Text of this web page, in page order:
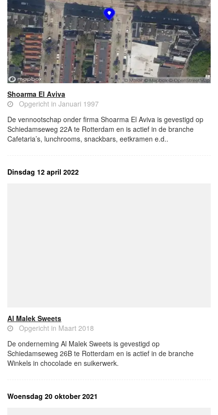
Shoarma El Aviva
Opgericht in Januari 1997
De vennootschap onder firma Shoarma El Aviva is gevestigd op
Schiedamseweg 22A te Rotterdam en is actief in de branche
Cafetaria’s, lunchrooms, snackbars, eetkramen e.d..
Dinsdag 12 april 2022
Al Malek Sweets
Opgericht in Maart 2018
De onderneming Al Malek Sweets is gevestigd op
Schiedamseweg 26B te Rotterdam en is actief in de branche
Winkels in chocolade en suikerwerk.
Woensdag 20 oktober 2021